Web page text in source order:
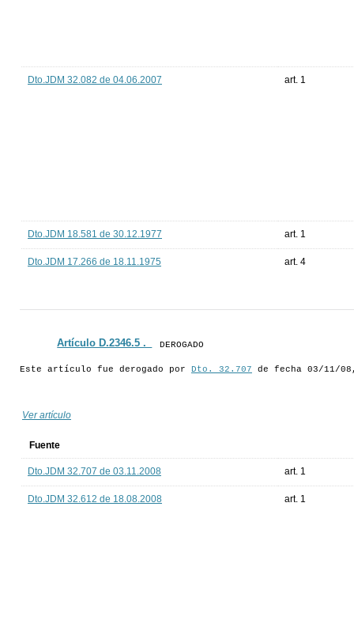
Dto.JDM 32.082 de 04.06.2007 art. 1
Dto.JDM 18.581 de 30.12.1977 art. 1
Dto.JDM 17.266 de 18.11.1975 art. 4
Artículo D.2346.5 ._ DEROGADO
Este artículo fue derogado por Dto. 32.707 de fecha 03/11/
Ver artículo
Fuente
Dto.JDM 32.707 de 03.11.2008 art. 1
Dto.JDM 32.612 de 18.08.2008 art. 1